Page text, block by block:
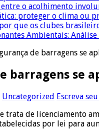
entre o acolhimento
proteger o clima ou
que os clubes
Ambientais:
de barragens se
barragens se
Uncategorized Escreva
de licenciamento
por lei para